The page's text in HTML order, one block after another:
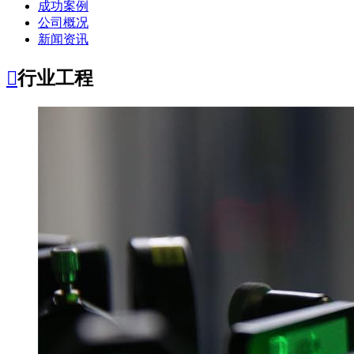
成功案例
公司概况
新闻资讯
行业工程